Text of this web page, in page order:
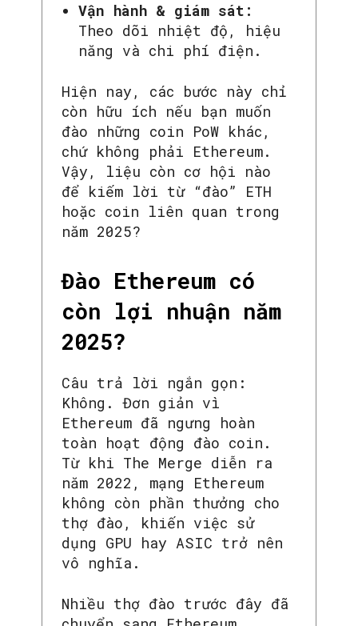
Vận hành & giám sát:
Theo dõi nhiệt độ, hiệu
năng và chi phí điện.
Hiện nay, các bước này chỉ
còn hữu ích nếu bạn muốn
đào những coin PoW khác,
chứ không phải Ethereum.
Vậy, liệu còn cơ hội nào
để kiếm lời từ “đào” ETH
hoặc coin liên quan trong
năm 2025?
Đào Ethereum có
còn lợi nhuận năm
2025?
Câu trả lời ngắn gọn:
Không. Đơn giản vì
Ethereum đã ngưng hoàn
toàn hoạt động đào coin.
Từ khi The Merge diễn ra
năm 2022, mạng Ethereum
không còn phần thưởng cho
thợ đào, khiến việc sử
dụng GPU hay ASIC trở nên
vô nghĩa.
Nhiều thợ đào trước đây đã